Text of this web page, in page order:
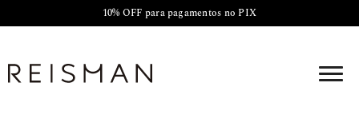
10% OFF para pagamentos no PIX